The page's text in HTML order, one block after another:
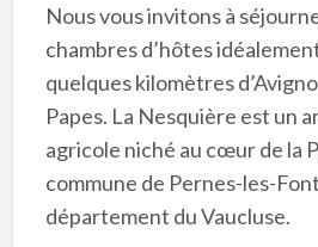
Nous vous invitons à
chambres d’hôtes
quelques kilomètres
Papes. La Nesquière est un
agricole niché au cœur de la
commune de Pernes-les-
département du Vaucluse.